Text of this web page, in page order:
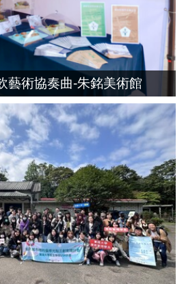
藝術協奏曲-朱銘美術館